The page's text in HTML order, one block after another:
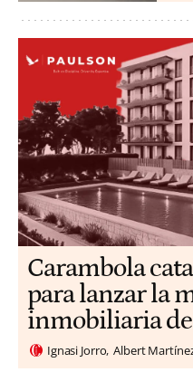
Carambola
para lanzar la
inmobiliaria
Ignasi Jorro Albert